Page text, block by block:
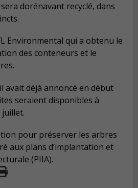
dorénavant recyclé, dans
Environmental qui a obtenu le
des conteneurs et le
avait déjà annoncé en début
seraient disponibles à
pour préserver les arbres
aux plans d’implantation et
(PIIA).